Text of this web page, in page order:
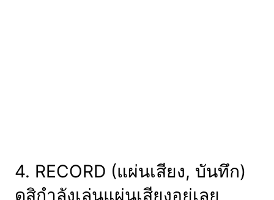
4. RECORD (แผ่นเสียง, บันทึก)
ดูสิกำลังเล่นแผ่นเสียงอยู่เลย